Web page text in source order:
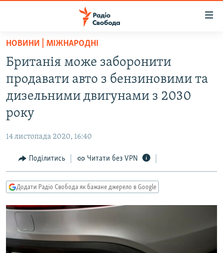
Перейти
основного
матеріалу
Перейти
до
основної
Перейти
пошуку
ВСЕ ЗА ДОБУ
СТАТТІ
КУЛЬТУРА
СПОРТ
СВІТ
ДОНБАС.РЕАЛІЇ
КРИМ.РЕАЛІЇ
ТИ ЯК?
КИТАЙ.ВИКЛИКИ
МУЛЬТИМЕДІА
ФОТО
НОВИНИ | МІЖНАРОДНІ
Британія може заборонити
продавати авто з бензиновими та
дизельними двигунами з 2030
року
14 листопада 2020, 16:40
Поділитись Читати без VPN
Додати Радіо Свобода як бажане джерело в Google